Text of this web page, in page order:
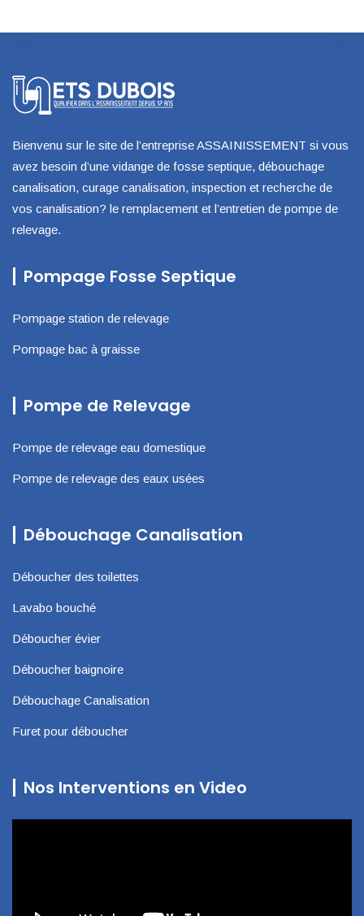
Bienvenu sur le site de l’entreprise ASSAINISSEMENT si vous
avez besoin d’une vidange de fosse septique, débouchage
canalisation, curage canalisation, inspection et recherche de
vos canalisation? le remplacement et l’entretien de pompe de
relevage.
Pompage Fosse Septique
Pompage station de relevage
Pompage bac à graisse
Pompe de Relevage
Pompe de relevage eau domestique
Pompe de relevage des eaux usées
Débouchage Canalisation
Déboucher des toilettes
Lavabo bouché
Déboucher évier
Déboucher baignoire
Débouchage Canalisation
Furet pour déboucher
Nos Interventions en Video